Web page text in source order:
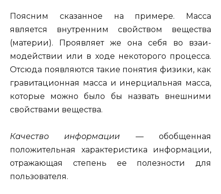
Поясним сказанное на примере. Масса
является внутренним свойством вещества
(материи). Проявляет же она себя во взаи­
модействии или в ходе некоторого процесса.
Отсюда появляются такие понятия физики, как
гравитационная масса и инерциальная масса,
которые можно было бы назвать внешними
свойствами вещества.
Качество информации —обобщенная
положительная характеристика информации,
отражающая степень ее полезности для
пользователя.